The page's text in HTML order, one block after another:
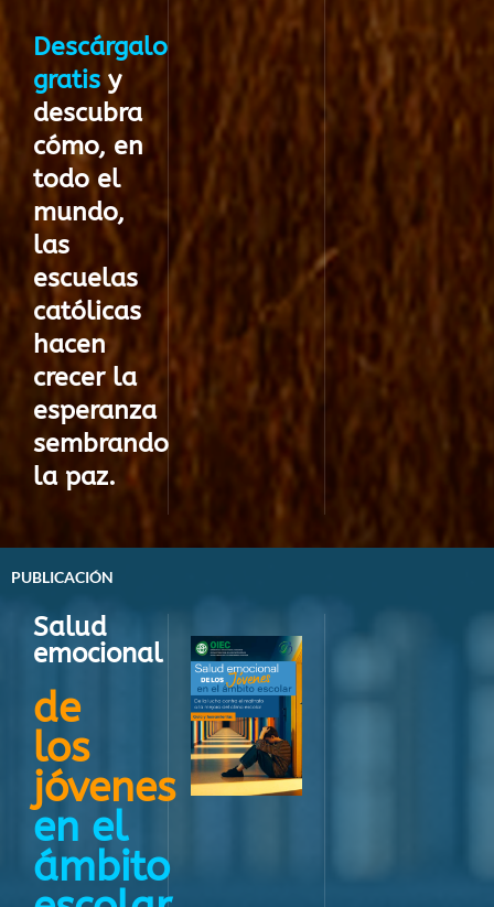
Descárgalo
gratisy
descubra
cómo, en
todo el
mundo,
las
escuelas
católicas
hacen
crecer la
esperanza
sembrando
la paz.
PUBLICACIÓN
Salud
emocional
de
los
jóvenes
en el
ámbito